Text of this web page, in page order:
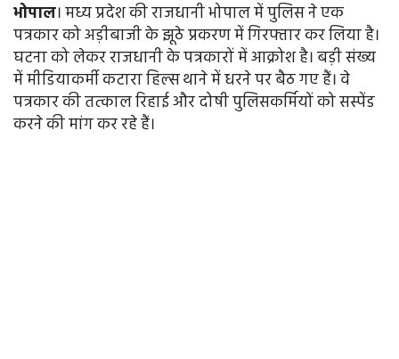
भोपाल। मध्य प्रदेश की राजधानी भोपाल में पुलिस ने एक
पत्रकार को अड़ीबाजी के झूठे प्रकरण में गिरफ्तार कर लिया है।
घटना को लेकर राजधानी के पत्रकारों में आक्रोश है। बड़ी संख्य
में मीडियाकर्मी कटारा हिल्स थाने में धरने पर बैठ गए हैं। वे
पत्रकार की तत्काल रिहाई और दोषी पुलिसकर्मियों को सस्पेंड
करने की मांग कर रहे हैं।